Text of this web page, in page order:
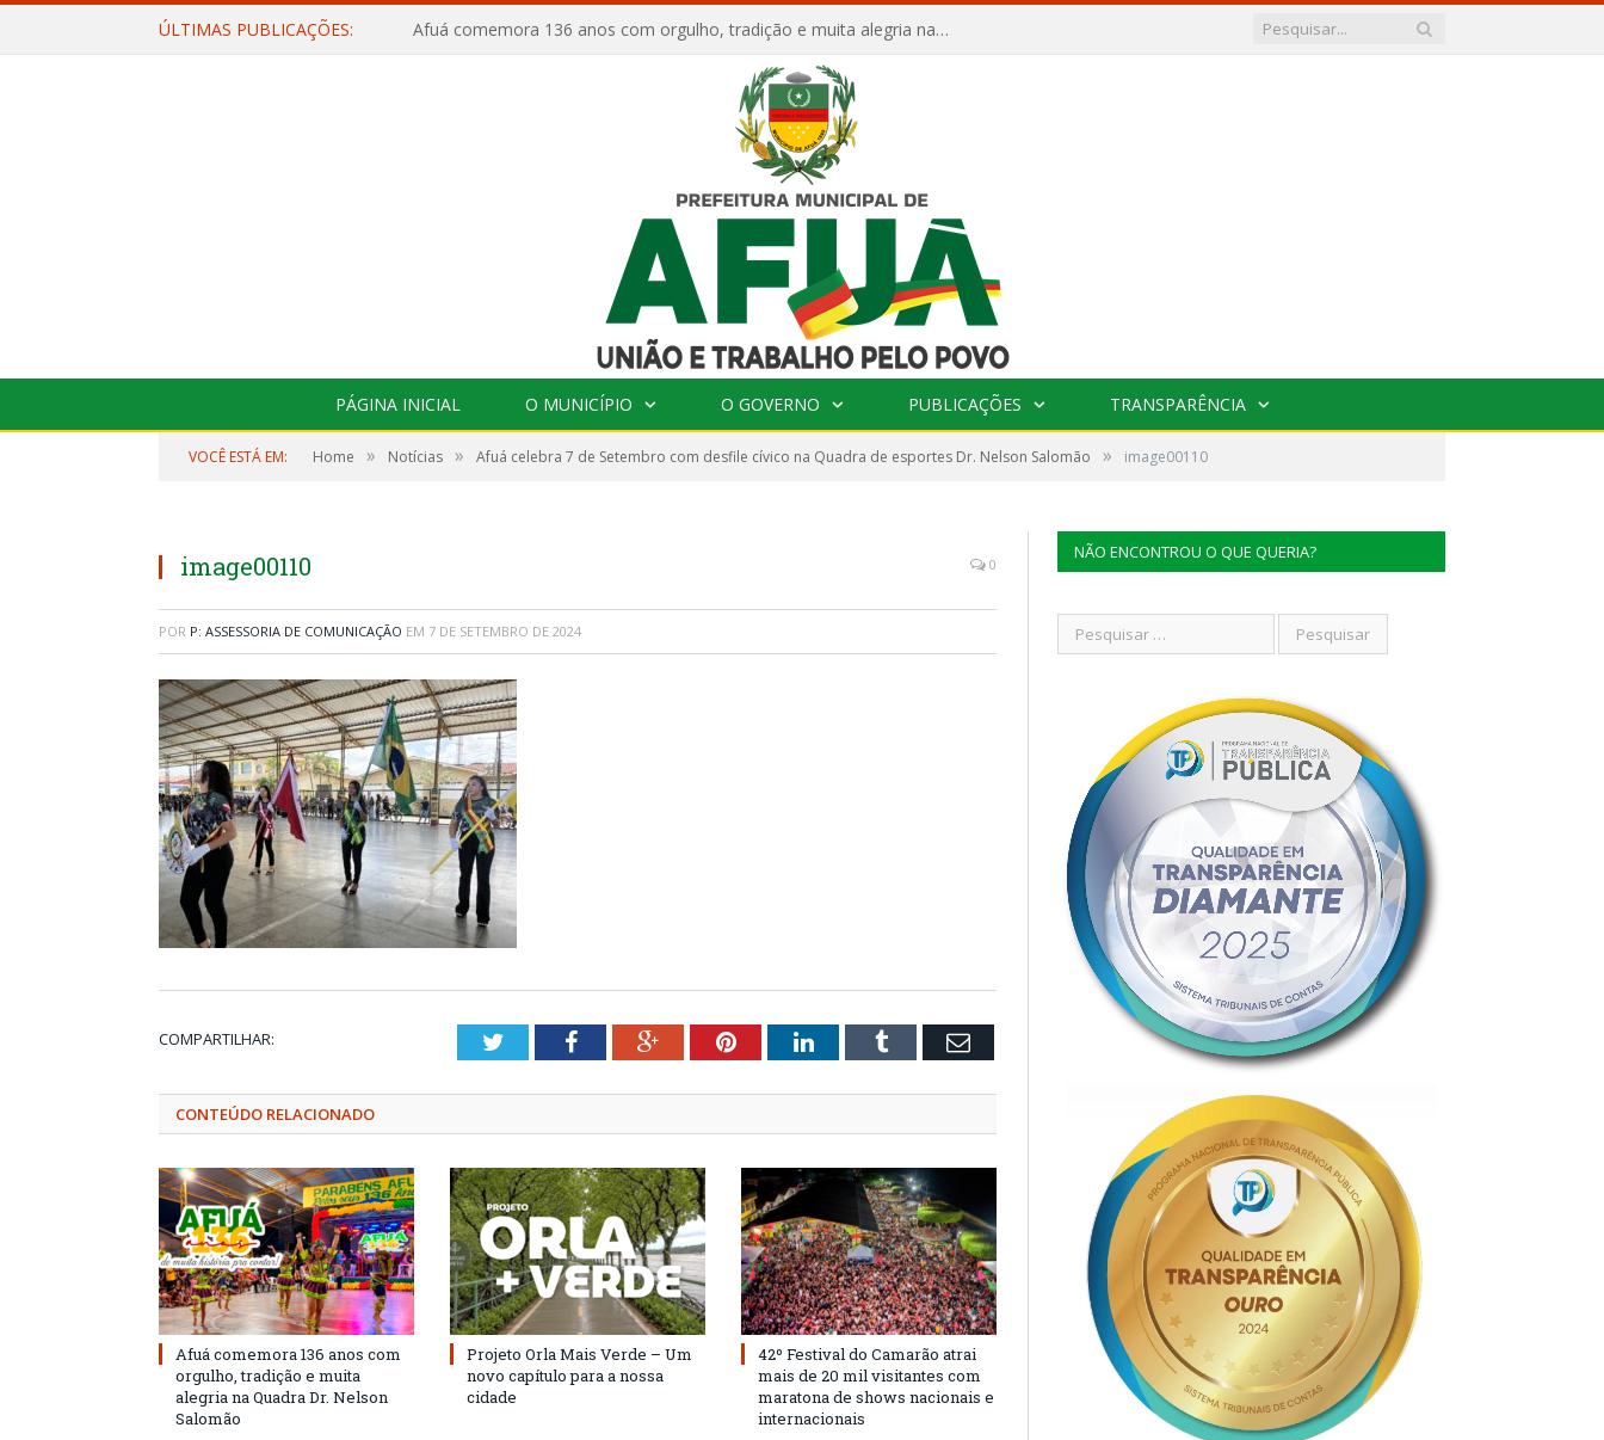
ÚLTIMAS PUBLICAÇÕES: Afuá comemora 136 anos com orgulho, tradição e muita alegria na Quadra Dr. Nelson Salomão
PÁGINA INICIAL O MUNICÍPIO O GOVERNO PUBLICAÇÕES TRANSPARÊNCIA
VOCÊ ESTÁ EM: Home » Notícias » Afuá celebra 7 de Setembro com desfile cívico na Quadra de esportes Dr. Nelson Salomão » image00110
image00110 0
POR P: ASSESSORIA DE COMUNICAÇÃO EM 7 DE SETEMBRO DE 2024
COMPARTILHAR: TwitterFacebookGoogle+PinterestLinkedInTumblr Email
CONTEÚDO RELACIONADO
Afuá comemora 136 anos com
orgulho, tradição e muita
alegria na Quadra Dr. Nelson
Salomão
Projeto Orla Mais Verde – Um
novo capítulo para a nossa
cidade
42º Festival do Camarão atrai
mais de 20 mil visitantes com
maratona de shows nacionais e
internacionais
NÃO ENCONTROU O QUE QUERIA?